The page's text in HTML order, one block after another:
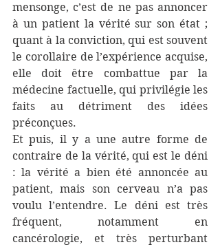
mensonge, c’est de ne pas annoncer
à un patient la vérité sur son état ;
quant à la conviction, qui est souvent
le corollaire de l’expérience acquise,
elle doit être combattue par la
médecine factuelle, qui privilégie les
faits au détriment des idées
préconçues.
Et puis, il y a une autre forme de
contraire de la vérité, qui est le déni
: la vérité a bien été annoncée au
patient, mais son cerveau n’a pas
voulu l’entendre. Le déni est très
fréquent, notamment en
cancérologie, et très perturbant